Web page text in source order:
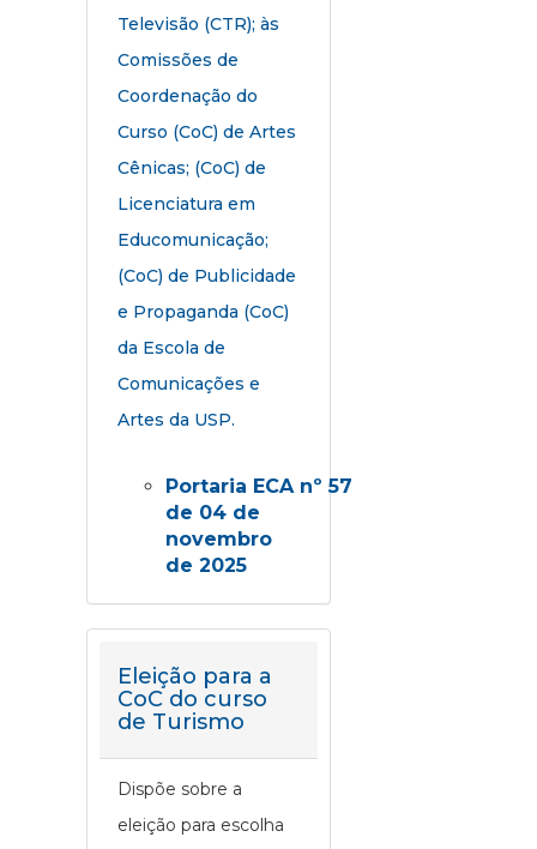
Televisão (CTR); às
Comissões de
Coordenação do
Curso (CoC) de Artes
Cênicas; (CoC) de
Licenciatura em
Educomunicação;
(CoC) de Publicidade
e Propaganda (CoC)
da Escola de
Comunicações e
Artes da USP.
Portaria ECA nº 57
de 04 de
novembro
de 2025
Eleição para a
CoC do curso
de Turismo
Dispõe sobre a
eleição para escolha